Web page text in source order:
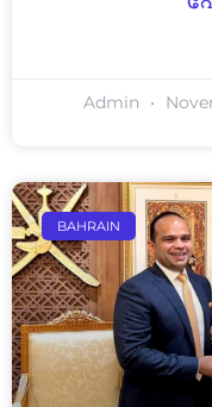
Admin
BAHRAIN